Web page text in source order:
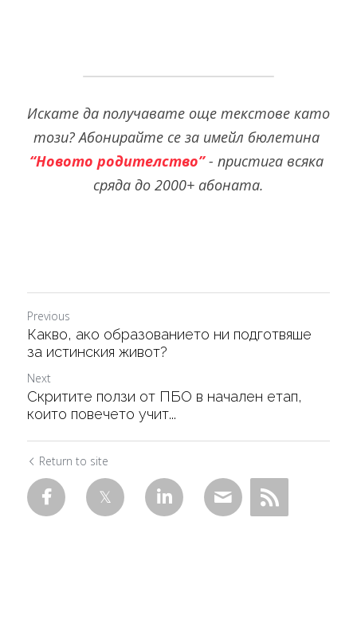
Искате да получавате още текстове като
този?
“Новото родителство” - пристига всяка
сряда до 2000+ абоната.
Previous
Какво, ако образованието ни подготвяше
за истинския живот?
Next
Скритите ползи от ПБО в начален етап,
които повечето учит...
Return to site